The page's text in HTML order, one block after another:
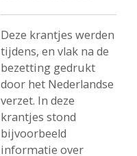
Deze krantjes werden
tijdens, en vlak na de
bezetting gedrukt
door het Nederlandse
verzet. In deze
krantjes stond
bijvoorbeeld
informatie over